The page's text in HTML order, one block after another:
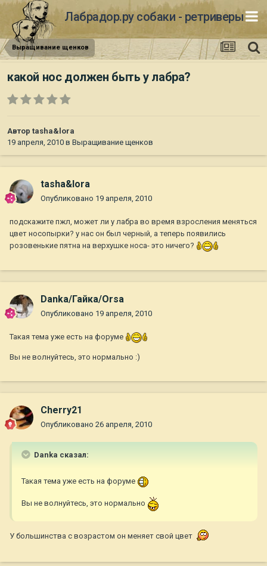
Лабрадор.ру собаки - ретриверы
Выращивание щенков
какой нос должен быть у лабра?
Автор tasha&lora
19 апреля, 2010 в Выращивание щенков
tasha&lora
Опубликовано 19 апреля, 2010
подскажите пжл, может ли у лабра во время взросления меняться
цвет носопырки? у нас он был черный, а теперь появились
розовенькие пятна на верхушке носа- это ничего?
Danka/Гайка/Orsa
Опубликовано 19 апреля, 2010
Такая тема уже есть на форуме
Вы не волнуйтесь, это нормально :)
Cherry21
Опубликовано 26 апреля, 2010
Danka сказал:
Такая тема уже есть на форуме
Вы не волнуйтесь, это нормально
У большинства с возрастом он меняет свой цвет